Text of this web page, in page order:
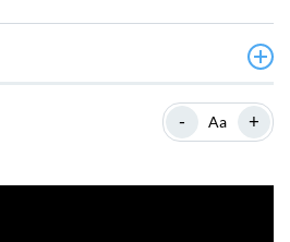
- Aa +